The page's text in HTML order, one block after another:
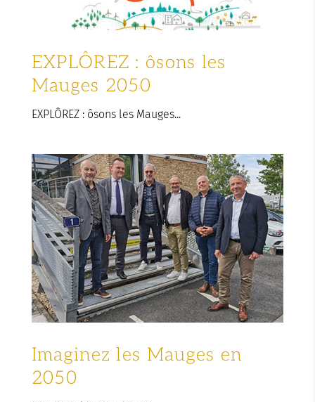
EXPLÔREZ : ôsons les
Mauges 2050
EXPLÔREZ : ôsons les Mauges...
Imaginez les Mauges en
2050